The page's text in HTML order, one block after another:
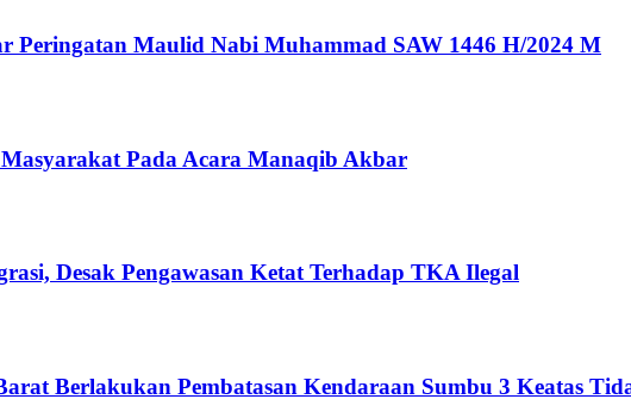
Peringatan Maulid Nabi Muhammad SAW 1446 H/2024 M
Pada Acara Manaqib Akbar
Desak Pengawasan Ketat Terhadap TKA Ilegal
Berlakukan Pembatasan Kendaraan Sumbu 3 Keatas